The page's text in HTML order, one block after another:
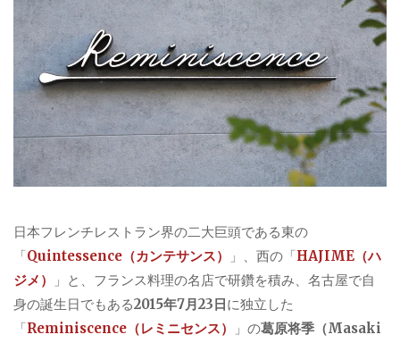
日本フレンチレストラン界の二大巨頭である東の
「Quintessence（カンテサンス） 」、西の「HAJIME（ハ
ジメ）
」と、フランス料理の名店で研鑽を積み、名古屋で自
身の誕生日でもある2015年7月23日 に独立した
「Reminiscence（レミニセンス） 」の葛原将季（Masaki